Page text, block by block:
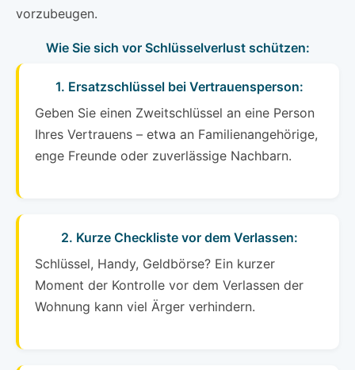
vorzubeugen.
Wie Sie sich vor Schlüsselverlust schützen:
1. Ersatzschlüssel bei Vertrauensperson:
Geben Sie einen Zweitschlüssel an eine Person
Ihres Vertrauens – etwa an Familienangehörige,
enge Freunde oder zuverlässige Nachbarn.
2. Kurze Checkliste vor dem Verlassen:
Schlüssel, Handy, Geldbörse? Ein kurzer
Moment der Kontrolle vor dem Verlassen der
Wohnung kann viel Ärger verhindern.